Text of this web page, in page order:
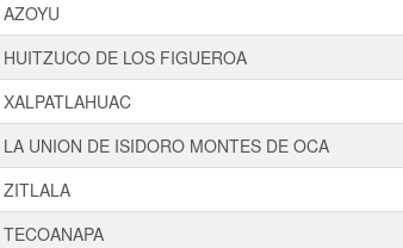
AZOYU
HUITZUCO DE LOS FIGUEROA
XALPATLAHUAC
LA UNION DE ISIDORO MONTES DE OCA
ZITLALA
TECOANAPA